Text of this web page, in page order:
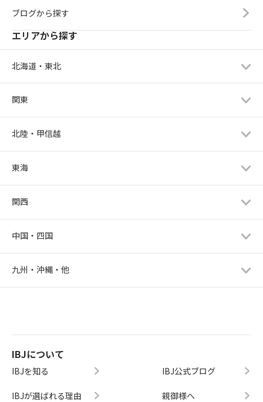
ブログから探す
エリアから探す
北海道・東北
関東
北陸・甲信越
東海
関西
中国・四国
九州・沖縄・他
IBJについて
IBJを知る
IBJが選ばれる理由
IBJ公式ブログ
親御様へ